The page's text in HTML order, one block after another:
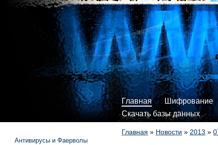
Главная
Шифрование
Скачать базы данных
Главная » Новости » 2013 »
Антивирусы и Фаерволы